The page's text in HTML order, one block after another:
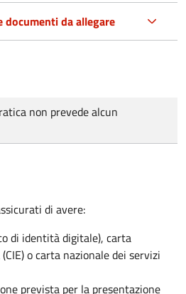
documenti da allegare
non prevede alcun
di avere:
di identità digitale), carta
o carta nazionale dei servizi
prevista per la presentazione